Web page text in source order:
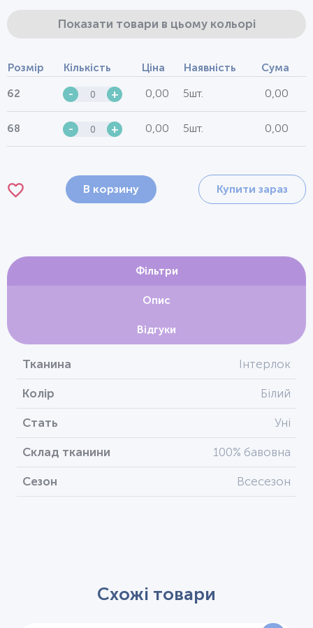
Показати товари в цьому кольорі
Розмір Кількість Ціна Наявність Сума
62 - + 0,00 5шт. 0,00
68 - + 0,00 5шт. 0,00
В корзину Купити зараз
Фільтри
Опис
Відгуки
Тканина Інтерлок
Колір Білий
Стать Уні
Склад тканини 100% бавовна
Сезон Всесезон
Схожі товари